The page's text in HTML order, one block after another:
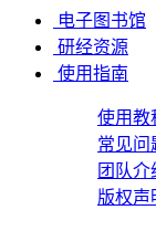
电子图书馆
研经资源
使用指南
使用教
常见问
团队介
版权声